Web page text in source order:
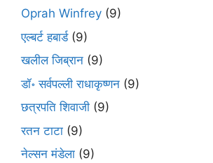
Oprah Winfrey (9)
एल्बर्ट हबार्ड(9)
खलील जिब्रान (9)
डॉ॰ सर्वपल्ली राधाकृष्णन (9)
छत्रपति शिवाजी (9)
रतन टाटा (9)
नेल्सन मंडेला (9)